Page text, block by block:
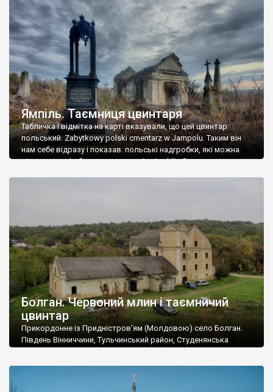
Ямпіль. Таємниця цвинтаря
Табличка і відмітка на карті вказували, що цей цвинтар
польський. Zabytkowy polski cmentarz w Jampolu. Таким він
нам себе відразу і показав: польські надгробки, які можна
віднести до фабричних, польські епітафії… Загалом цвинтар
Болган. Червоний млин і таємничий
цвинтар
Прикордонне із Придністров’ям (Молдовою) село Болган.
Південь Вінниччини, Тульчинський район, Студенянська
старовинний цвинтар із кам’яними хрестами. Всі епітафії, які
збереглися, написані кирилицею, церковнослов’янською